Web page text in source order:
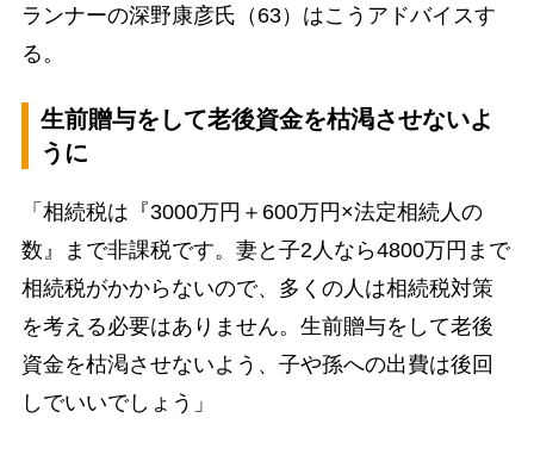
ランナーの深野康彦氏（63）はこうアドバイスす
る。
生前贈与をして老後資金を枯渇させないよ
うに
「相続税は『3000万円＋600万円×法定相続人の
数』まで非課税です。妻と子2人なら4800万円まで
相続税がかからないので、多くの人は相続税対策
を考える必要はありません。生前贈与をして老後
資金を枯渇させないよう、子や孫への出費は後回
しでいいでしょう」